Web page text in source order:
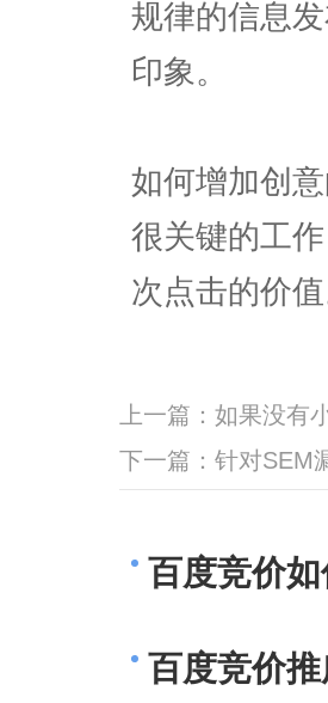
规律的信息
印象。
如何增加创
很关键的工
次点击的价值
上一篇： 如果没有
下一篇： 针对SEM
百度竞价
百度竞价